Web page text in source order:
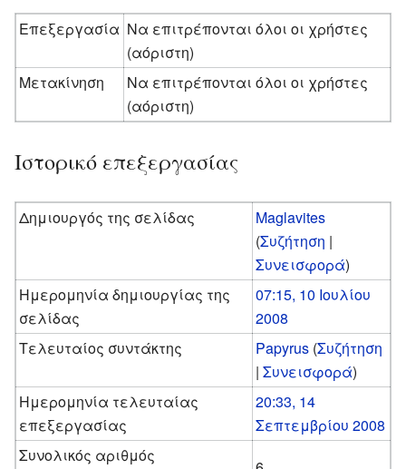
Επεξεργασία Να επιτρέπονται όλοι οι χρήστες
(αόριστη)
Μετακίνηση
Να επιτρέπονται όλοι οι χρήστες
(αόριστη)
Ιστορικό επεξεργασίας
Δημιουργός της σελίδας
Maglavites
(Συζήτηση |
Συνεισφορά)
Ημερομηνία δημιουργίας της
σελίδας
07:15, 10 Ιουλίου
2008
Τελευταίος συντάκτης
Papyrus (Συζήτηση
|Συνεισφορά)
Ημερομηνία τελευταίας
επεξεργασίας
20:33, 14
Σεπτεμβρίου 2008
Συνολικός αριθμός